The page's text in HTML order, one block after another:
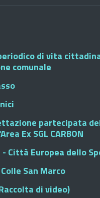
di vita
comunale
partecipata
Ex SGL CARBON
- Città Europea dello
San Marco
di video)